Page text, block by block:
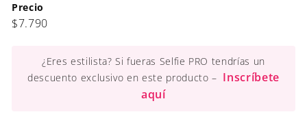
Precio
Precio
$7.790$7.790
¿Eres estilista? Si fueras Selfie PRO tendrías un
descuento exclusivo en este producto – Inscríbete
aquí